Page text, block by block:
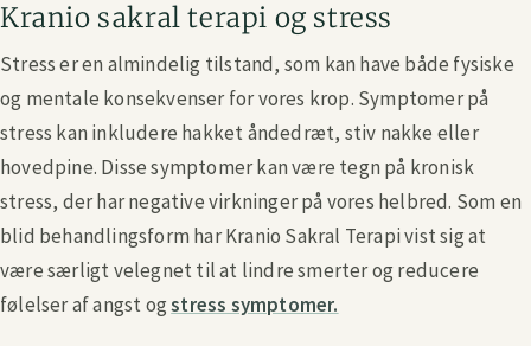
Kranio sakral terapi og stress
Stress er en almindelig tilstand, som kan have både fysiske
og mentale konsekvenser for vores krop. Symptomer på
stress kan inkludere hakket åndedræt, stiv nakke eller
hovedpine. Disse symptomer kan være tegn på kronisk
stress, der har negative virkninger på vores helbred. Som en
blid behandlingsform har Kranio Sakral Terapi vist sig at
være særligt velegnet til at lindre smerter og reducere
følelser af angst ogstress symptomer.